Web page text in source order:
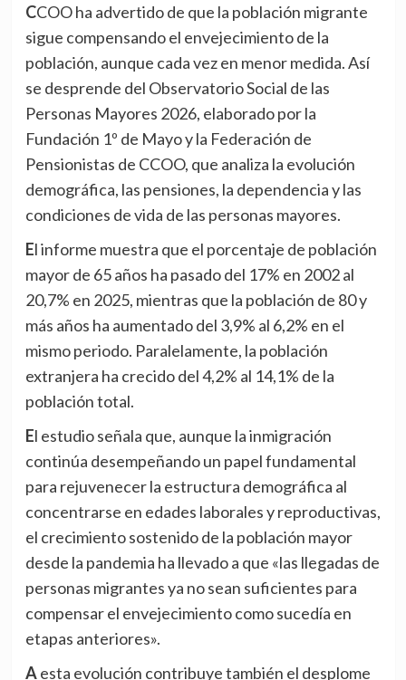
CCOO ha advertido de que la población migrante
sigue compensando el envejecimiento de la
población, aunque cada vez en menor medida. Así
se desprende del Observatorio Social de las
Personas Mayores 2026, elaborado por la
Fundación 1º de Mayo y la Federación de
Pensionistas de CCOO, que analiza la evolución
demográfica, las pensiones, la dependencia y las
condiciones de vida de las personas mayores.
El informe muestra que el porcentaje de población
mayor de 65 años ha pasado del 17% en 2002 al
20,7% en 2025, mientras que la población de 80 y
más años ha aumentado del 3,9% al 6,2% en el
mismo periodo. Paralelamente, la población
extranjera ha crecido del 4,2% al 14,1% de la
población total.
El estudio señala que, aunque la inmigración
continúa desempeñando un papel fundamental
para rejuvenecer la estructura demográfica al
concentrarse en edades laborales y reproductivas,
el crecimiento sostenido de la población mayor
desde la pandemia ha llevado a que «las llegadas de
personas migrantes ya no sean suficientes para
compensar el envejecimiento como sucedía en
etapas anteriores».
A esta evolución contribuye también el desplome